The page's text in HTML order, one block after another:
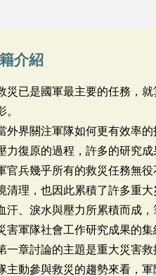
介紹
災已是國軍最主要的任務，
。
外界關注軍隊如何更有效率
力復原的過程，許多的研究
官兵幾乎所有的救災任務無
清理，也因此累積了許多重
汗、淚水與壓力所累積而成
害軍隊社會工作研究成果的集
一章討論的主題是重大災害
主動參與救災的趨勢來看，